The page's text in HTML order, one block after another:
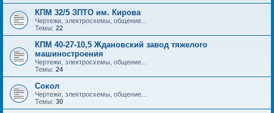
КПМ 32/5 ЗПТО им. Кирова
Чертежи, электросхемы, общение...
Темы: 22
КПМ 40-27-10,5 Ждановский завод тяжелого
машиностроения
Чертежи, электросхемы, общение...
Темы: 24
Сокол
Чертежи, электросхемы, общение...
Темы: 30